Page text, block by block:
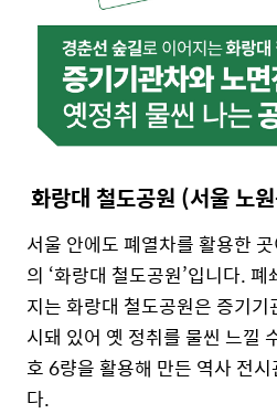
화랑대 철도공원 (서울 노
서울 안에도 폐열차를 활용한
의 ‘화랑대 철도공원’입니다.
지는 화랑대 철도공원은 증기
시돼 있어 옛 정취를 물씬 느낄
호 6량을 활용해 만든 역사 전시
다.